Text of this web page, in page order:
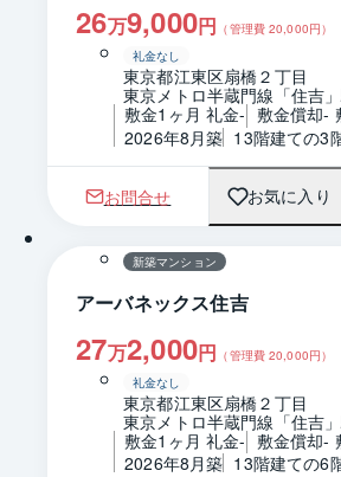
26万9,000円 （管理費20,000円）
礼金なし
東京都江東区扇橋２丁目
東京メトロ半蔵門線「住吉
敷金1ヶ月 礼金- 敷金償却-
2026年8月築 13階建ての3
お問合せ お気に入り
1 / 0
新築マンション
アーバネックス住吉
27万2,000円 （管理費20,000円）
礼金なし
東京都江東区扇橋２丁目
東京メトロ半蔵門線「住吉
敷金1ヶ月 礼金- 敷金償却-
2026年8月築 13階建ての6